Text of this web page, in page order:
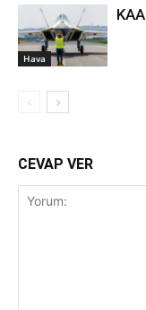
Hava
CEVAP VER